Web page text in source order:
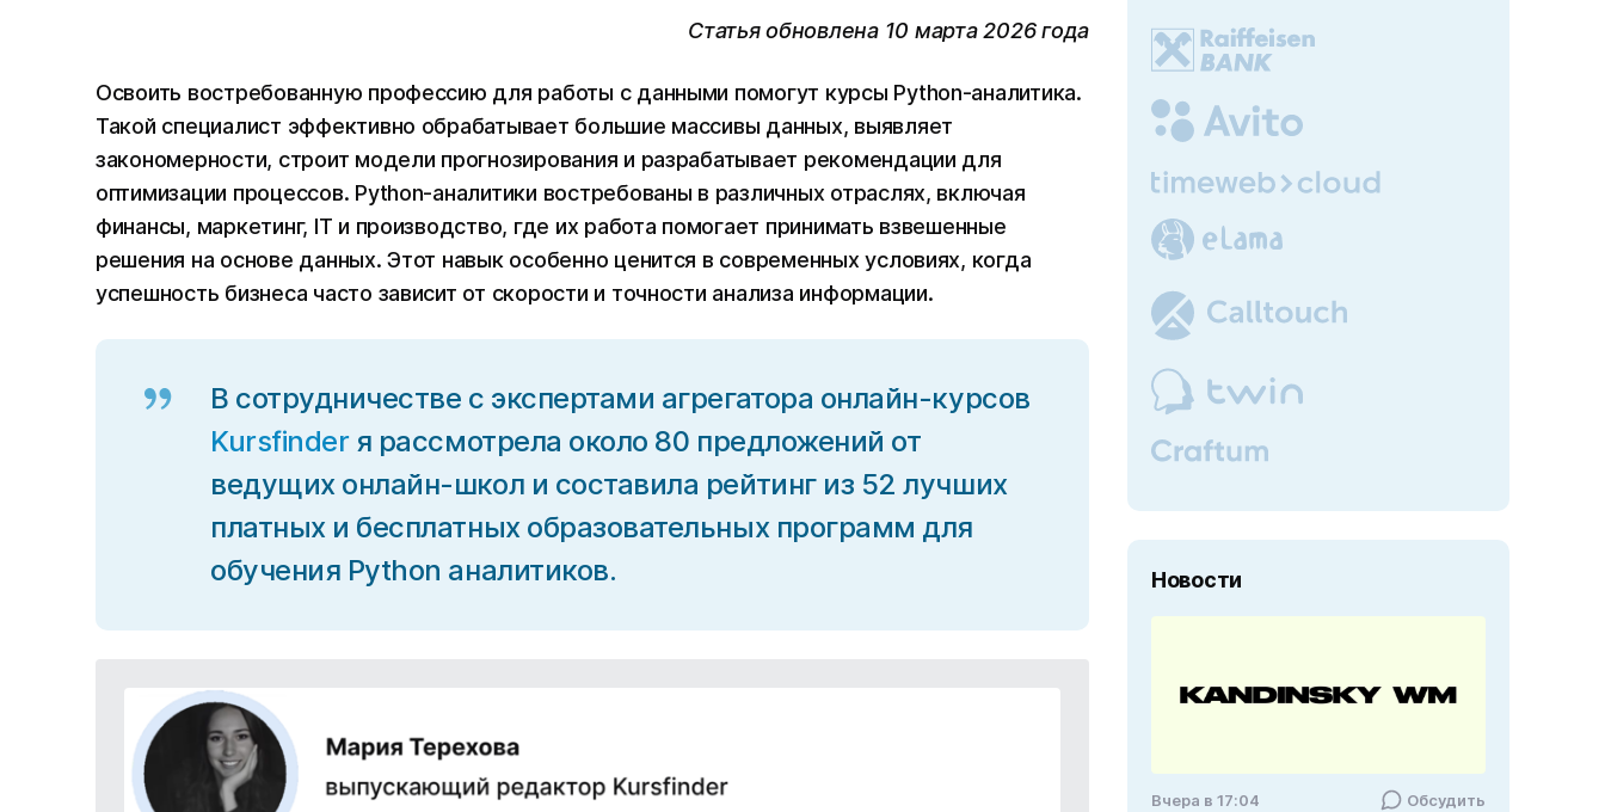
Статья обновлена 10 марта 2026 года
Освоить востребованную профессию для работы с данными помогут курсы Python-аналитика.
Такой специалист эффективно обрабатывает большие массивы данных, выявляет
закономерности, строит модели прогнозирования и разрабатывает рекомендации для
оптимизации процессов. Python-аналитики востребованы в различных отраслях, включая
финансы, маркетинг, IT и производство, где их работа помогает принимать взвешенные
решения на основе данных. Этот навык особенно ценится в современных условиях, когда
успешность бизнеса часто зависит от скорости и точности анализа информации.
В сотрудничестве с экспертами агрегатора онлайн-курсов
Kursfinderя рассмотрела около 80 предложений от
ведущих онлайн-школ и составила рейтинг из 52 лучших
платных и бесплатных образовательных программ для
обучения Python аналитиков.
Новости
Вчера в 17:04 Обсудить